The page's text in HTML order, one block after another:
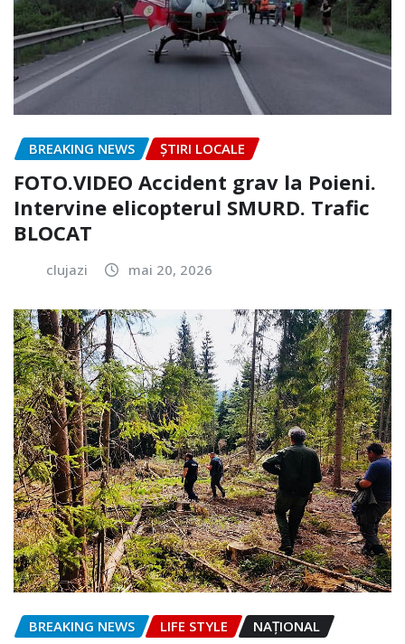
BREAKING NEWS ȘTIRI LOCALE
FOTO.VIDEO Accident grav la Poieni.
Intervine elicopterul SMURD. Trafic
BLOCAT
clujazi mai 20, 2026
BREAKING NEWS LIFE STYLE NAŢIONAL